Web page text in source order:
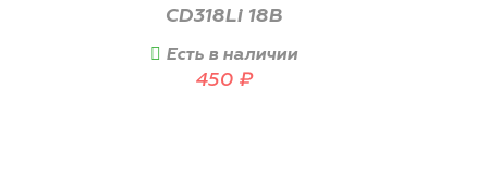
CD318Li 18B
Есть в наличии
450 ₽